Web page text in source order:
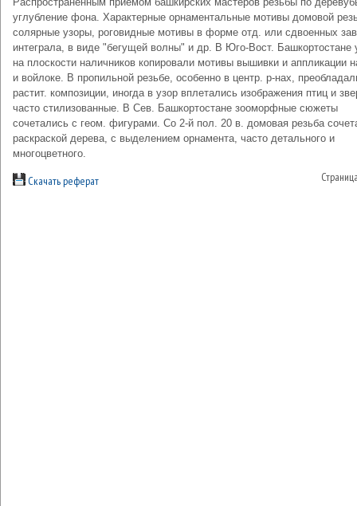
углубление фона. Характерные орнаментальные мотивы домовой
солярные узоры, роговидные мотивы в форме отд. или сдвоенных
интеграла, в виде "бегущей волны" и др. В Юго-Вост. Башкортостане
на плоскости наличников копировали мотивы вышивки и аппликации
и войлоке. В пропильной резьбе, особенно в центр. р-нах,
растит. композиции, иногда в узор вплетались изображения птиц и
часто стилизованные. В Сев. Башкортостане зооморфные сюжеты
сочетались с геом. фигурами. Со 2-й пол. 20 в. домовая резьба
раскраской дерева, с выделением орнамента, часто детального и
многоцветного.
Скачать реферат